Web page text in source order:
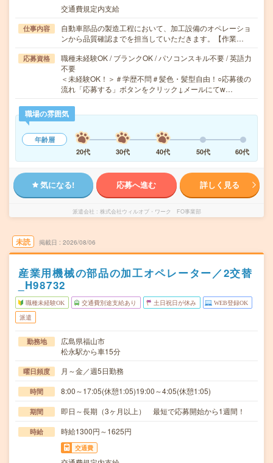
交通費規定内支給
仕事内容
自動車部品の製造工程において、加工設備のオペレーショ
ンから品質確認までを担当していただきます。【作業…
応募資格
職種未経験OK / ブランクOK / パソコンスキル不要 / 英語力
不要
＜未経験OK！＞＃学歴不問＃髪色・髪型自由！○応募後の
流れ「応募する」ボタンをクリック↓メールにてw…
職場の雰囲気
年齢層
20代
30代 40代 50代 60代
気になる! 応募へ進む 詳しく見る
派遣会社 株式会社ウィルオブ・ワーク FO事業部
未読 掲載日 2026/08/06
産業用機械の部品の加工オペレーター／2交替
_H98732
職種未経験OK 交通費別途支給あり 土日祝日が休み WEB登録OK
派遣
勤務地
広島県福山市
松永駅から車15分
曜日頻度 月～金／週5日勤務
時間 8:00～17:05(休憩1:05)19:00～4:05(休憩1:05)
期間 即日～長期（3ヶ月以上） 最短で応募開始から1週間！
時給 時給1300円～1625円
交通費